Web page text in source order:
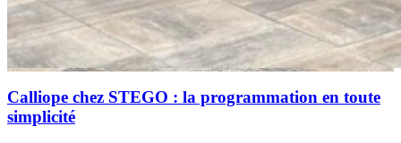
Calliope chez STEGO : la programmation en toute
simplicité